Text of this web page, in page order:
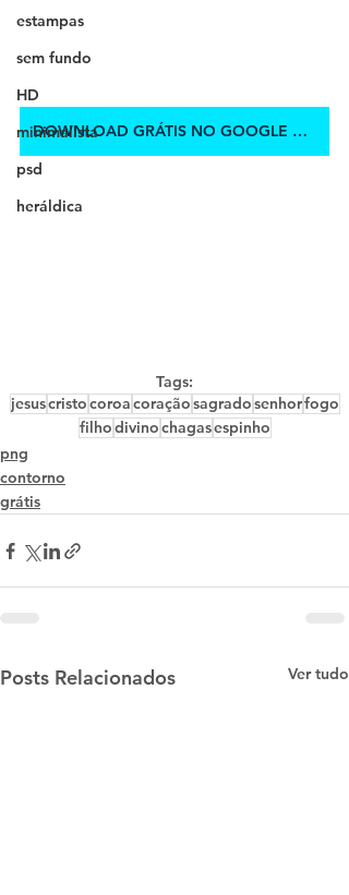
estampas
sem fundo
HD
minimalista
psd
heráldica
DOWNLOAD GRÁTIS NO GOOGLE DRIVE
Tags:
jesuscristocoroacoraçãosagradosenhorfogo
filhodivinochagasespinho
png
contorno
grátis
Posts Relacionados Ver tudo